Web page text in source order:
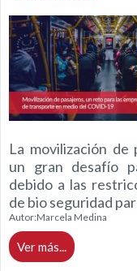
La movilización
un gran desafío
debido a las
de bio seguridad
Autor:Marcela Medina
Ver más...